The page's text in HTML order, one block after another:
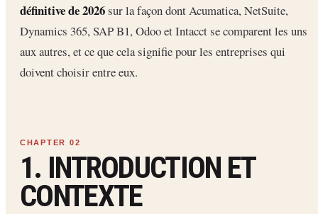
définitive de 2026sur la façon dont Acumatica, NetSuite,
Dynamics 365, SAP B1, Odoo et Intacct se comparent les uns
aux autres, et ce que cela signifie pour les entreprises qui
doivent choisir entre eux.
1. INTRODUCTION ET
CONTEXTE